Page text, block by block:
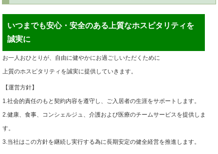
いつまでも安心・安全のある上質なホスピタリティを
誠実に
お一人おひとりが、自由に健やかにお過ごしいただくために
上質のホスピタリティを誠実に提供していきます。
【運営方針】
1.社会的責任のもと契約内容を遵守し、ご入居者の生涯をサポートします。
2.健康、食事、コンシェルジュ、介護および医療のチームサービスを提供しま
す。
3.当社はこの方針を継続し実行する為に長期安定の健全経営を推進します。